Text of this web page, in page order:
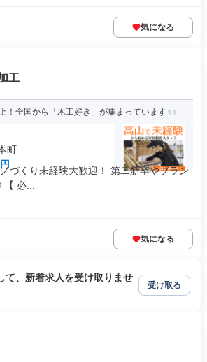
気になる
工
！全国から「木工好き」が集まっています
町
づくり未経験大歓迎！ 第二新卒やブラン
必...
気になる
て、新着求人を受け取りませ
受け取る